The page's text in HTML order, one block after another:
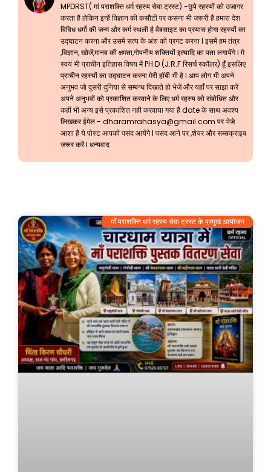
MPDRST( मां पराशक्ति धर्म रहस्य सेवा ट्रस्ट) -छुपे रहस्यों को उजागर
करता है लेकिन इन्हें विज्ञान की कसौटी पर कसना भी जरूरी है हमारा देश
विविध धर्मो की जन्म और कर्म स्थली है वैबसाइट का प्रयास होगा रहस्यों का
उद्घाटन करना और उसमे सत्य के अंश को प्रगट करना l इसमें हम तंत्र
,विज्ञान, खोजें,मानव की क्षमता,गोपनीय शक्तियों इत्यादि का पता लगायेंगे l मै
स्वयं भी प्राचीन इतिहास विषय में PH.D (J.R.F रिसर्च स्कॉलर) हूँ इसलिए
प्राचीन रहस्यों का उद्घाटन करना मेरी हॉबी भी है l आप लोग भी अपने
अनुभव जो दूसरी दुनिया से सम्बन्ध दिखाते हो भेजें और यहाँ पर साझा करें
अपने अनुभवों को प्रकाशित करवाने के लिए धर्म रहस्य को संबोधित और
कहीं भी अन्य इसे प्रकाशित नही करवाया गया है date के साथ अवश्य
लिखकर ईमेल - dharamrahasya@gmail.com पर भेजे
आशा है ये पोस्ट आपको पसंद आयेंगे l पसंद आने पर ,शेयर और सब्सक्राइब
जरूर करें l धन्यवाद
माँ पराशक्ति धर्म रहस्य सेवा ट्रस्ट के प्रमुख आयोजन